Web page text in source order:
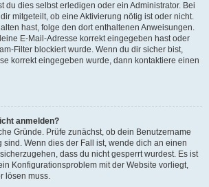
du dies selbst erledigen oder ein Administrator. Bei
mitgeteilt, ob eine Aktivierung nötig ist oder nicht.
hast, folge den dort enthaltenen Anweisungen.
E-Mail-Adresse korrekt eingegeben hast oder
Filter blockiert wurde. Wenn du dir sicher bist,
korrekt eingegeben wurde, dann kontaktiere einen
anmelden?
Gründe. Prüfe zunächst, ob dein Benutzername
sind. Wenn dies der Fall ist, wende dich an einen
dass du nicht gesperrt wurdest. Es ist
Konfigurationsproblem mit der Website vorliegt,
lösen muss.